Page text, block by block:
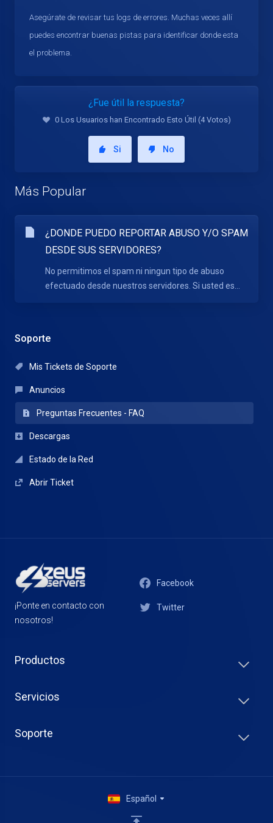
Soporte
Mis Tickets de Soporte
Anuncios
Preguntas Frecuentes - FAQ
Descargas
Estado de la Red
Abrir Ticket
Asegúrate de revisar tus logs de errores. Muchas veces allí
puedes encontrar buenas pistas para identificar donde esta
el problema.
¿Fue útil la respuesta?
0 Los Usuarios han Encontrado Esto Útil (4 Votos)
Si No
Más Popular
¿DONDE PUEDO REPORTAR ABUSO Y/O SPAM
DESDE SUS SERVIDORES?
No permitimos el spam ni ningun tipo de abuso
efectuado desde nuestros servidores. Si usted es...
¡Ponte en contacto con
nosotros!
Facebook
Twitter
Productos
Servicios
Soporte
Español